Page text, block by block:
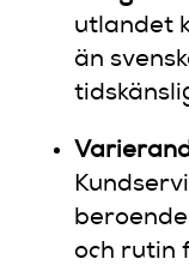
utlandet
än
och rutin